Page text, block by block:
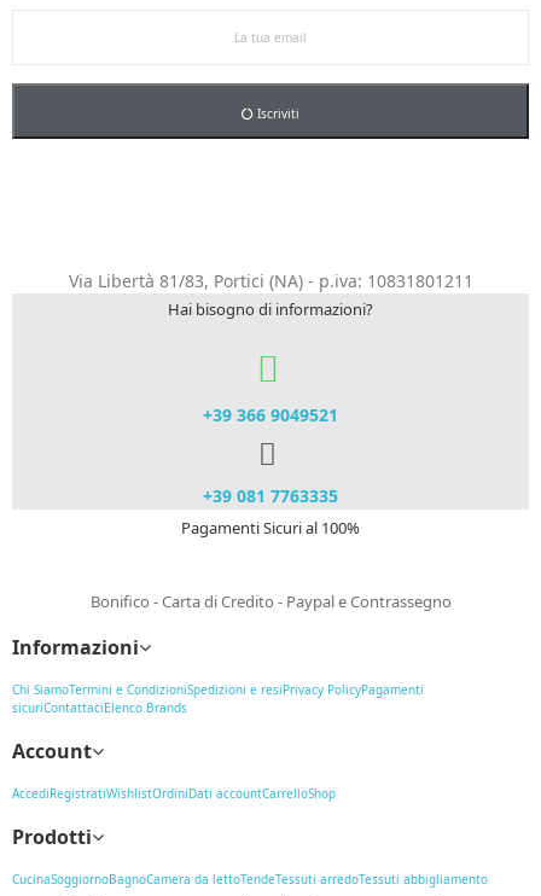
Iscriviti
Via Libertà 81/83, Portici (NA) - p.iva: 10831801211
Hai bisogno di informazioni?
+39 366 9049521​
+39 081 7763335
Pagamenti Sicuri al 100%
Bonifico - Carta di Credito - Paypal e Contrassegno
Informazioni
Chi SiamoTermini e CondizioniSpedizioni e resiPrivacy PolicyPagamenti
sicuriContattaciElenco Brands
Account
AccediRegistratiWishlistOrdiniDati accountCarrelloShop
Prodotti
CucinaSoggiornoBagnoCamera da lettoTendeTessuti arredoTessuti abbigliamento